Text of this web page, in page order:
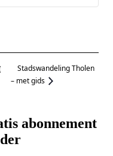
Stadswandeling Tholen
– met gids
abonnement